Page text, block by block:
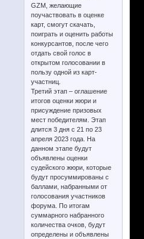
GZM, желающие
поучаствовать в оценке
карт, смогут скачать,
поиграть и оценить работы
конкурсантов, после чего
отдать свой голос в
открытом голосовании в
пользу одной из карт-
участниц.
Третий этап – оглашение
итогов оценки жюри и
присуждение призовых
мест победителям. Этап
длится 3 дня с 21 по 23
апреля 2023 года. На
данном этапе будут
объявлены оценки
судейского жюри, которые
будут просуммированы с
баллами, набранными от
голосования участников
форума. По итогам
суммарного набранного
количества очков, будут
определены и объявлены